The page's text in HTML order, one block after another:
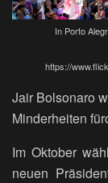
In Porto
https://
Jair Bolsonaro
Minderheiten
Im Oktober
neuen